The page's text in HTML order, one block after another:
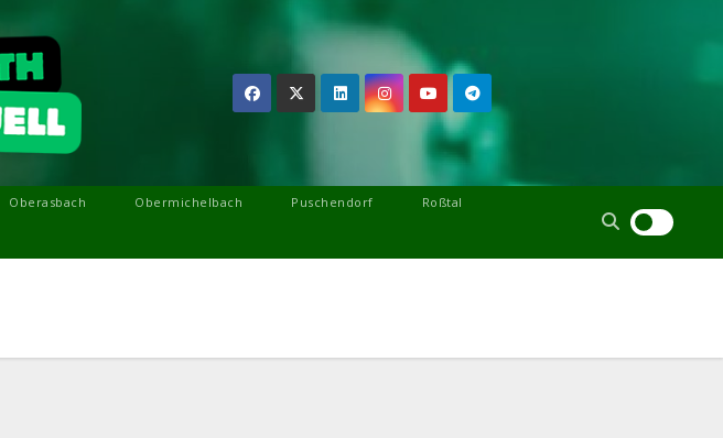
Oberasbach Obermichelbach Puschendorf Roßtal